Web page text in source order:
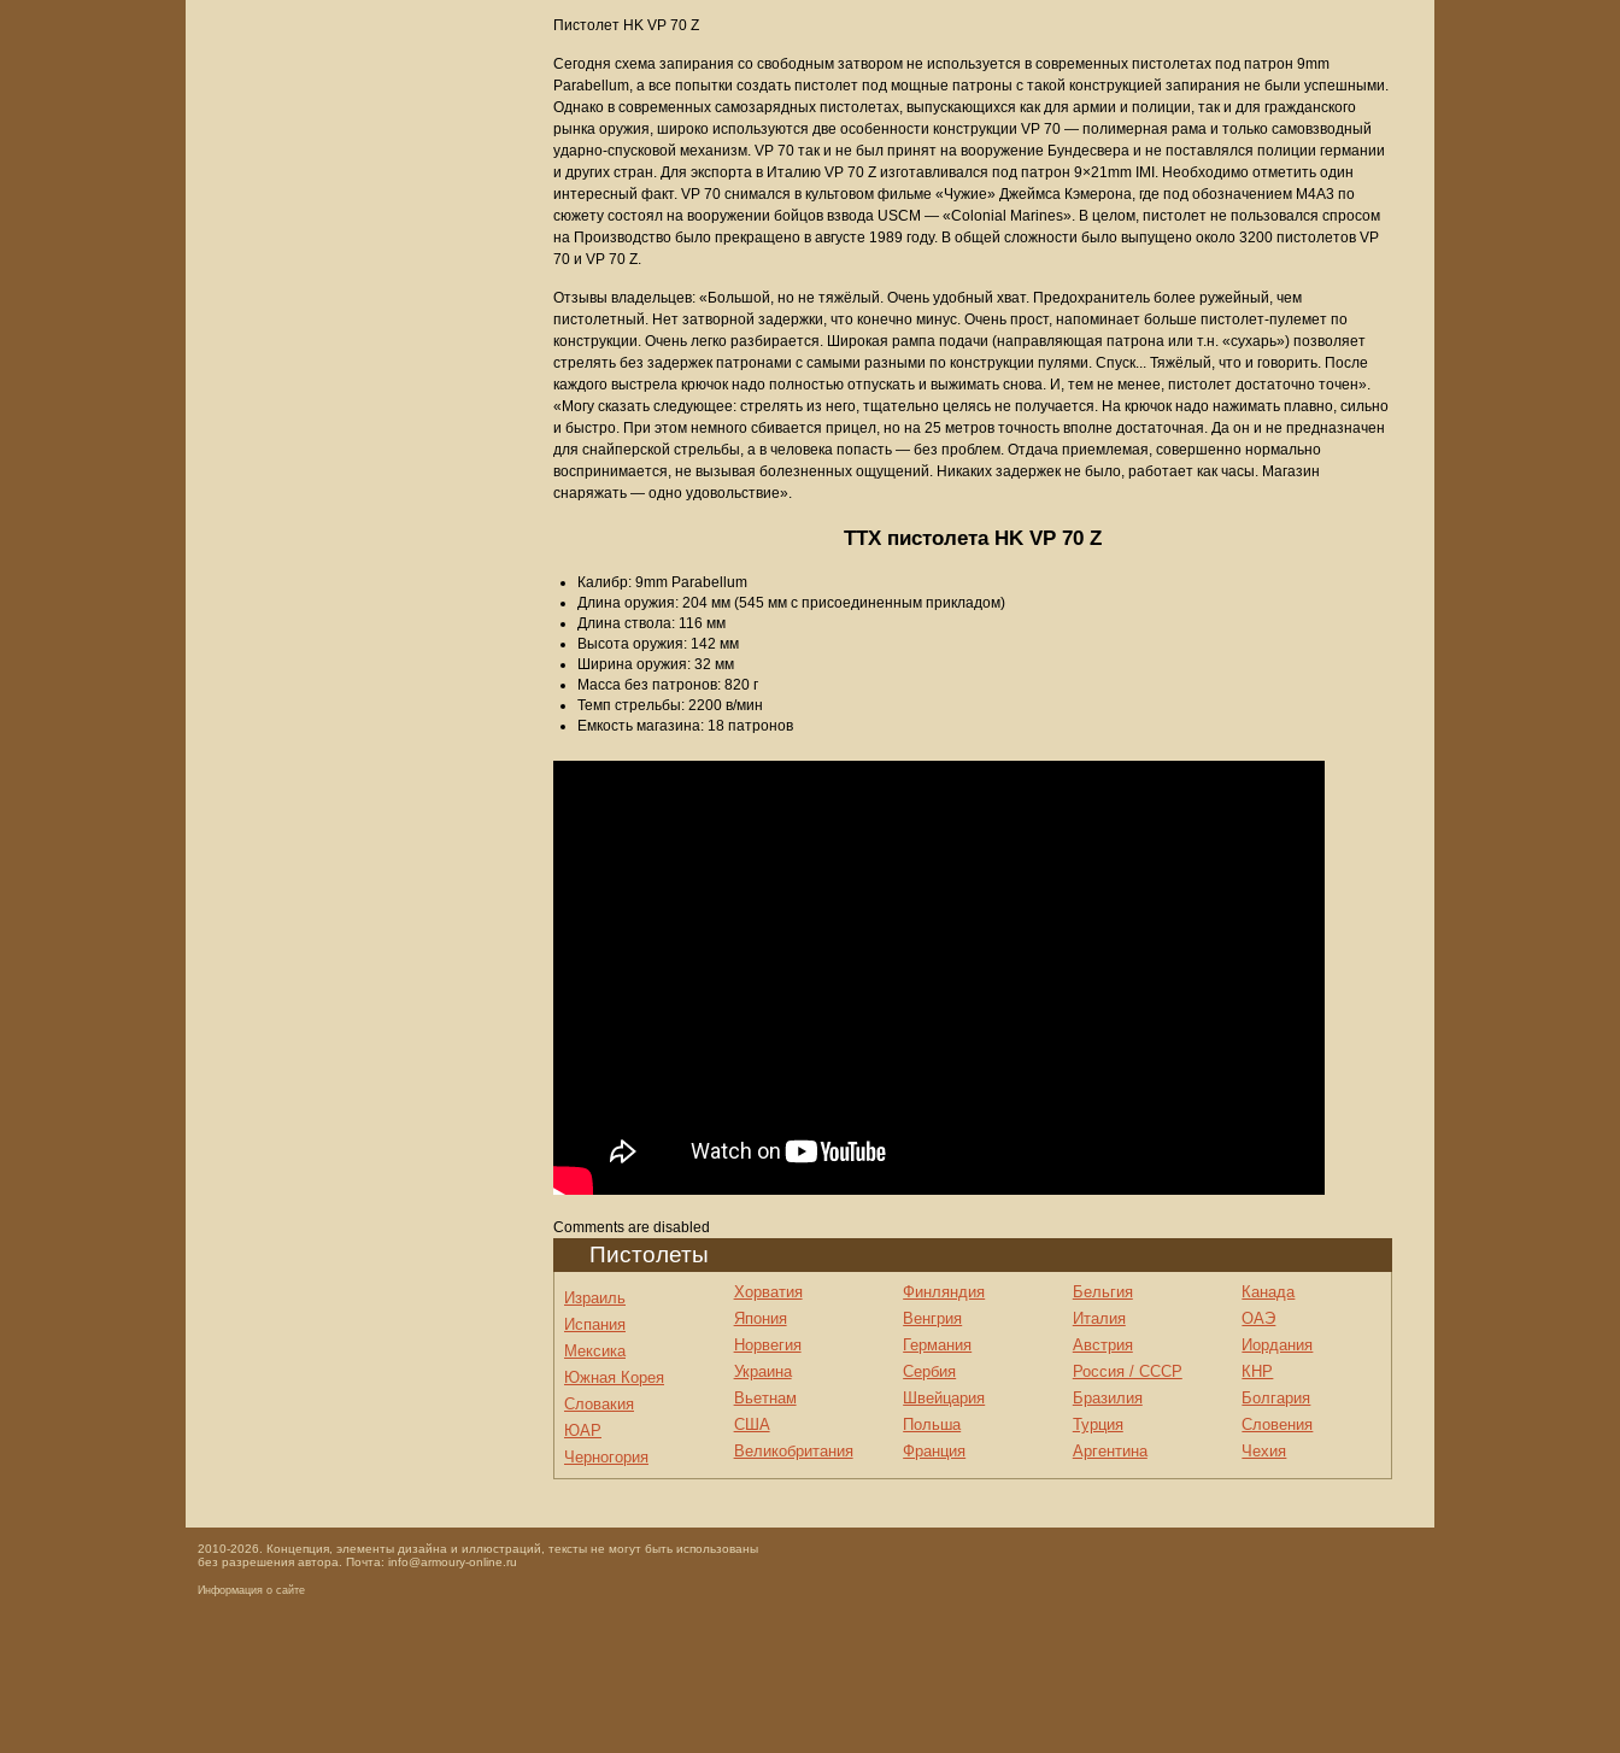
Пистолет HK VP 70 Z
Сегодня схема запирания со свободным затвором не используется в современных пистолетах под патрон 9mm
Parabellum, а все попытки создать пистолет под мощные патроны с такой конструкцией запирания не были успешными.
Однако в современных самозарядных пистолетах, выпускающихся как для армии и полиции, так и для гражданского
рынка оружия, широко используются две особенности конструкции VP 70 — полимерная рама и только самовзводный
ударно-спусковой механизм. VP 70 так и не был принят на вооружение Бундесвера и не поставлялся полиции германии
и других стран. Для экспорта в Италию VP 70 Z изготавливался под патрон 9×21mm IMI. Необходимо отметить один
интересный факт. VP 70 снимался в культовом фильме «Чужие» Джеймса Кэмерона, где под обозначением M4A3 по
сюжету состоял на вооружении бойцов взвода USCM — «Colonial Marines». В целом, пистолет не пользовался спросом
на Производство было прекращено в августе 1989 году. В общей сложности было выпущено около 3200 пистолетов VP
70 и VP 70 Z.
Отзывы владельцев: «Большой, но не тяжёлый. Очень удобный хват. Предохранитель более ружейный, чем
пистолетный. Нет затворной задержки, что конечно минус. Очень прост, напоминает больше пистолет-пулемет по
конструкции. Очень легко разбирается. Широкая рампа подачи (направляющая патрона или т.н. «сухарь») позволяет
стрелять без задержек патронами с самыми разными по конструкции пулями. Спуск... Тяжёлый, что и говорить. После
каждого выстрела крючок надо полностью отпускать и выжимать снова. И, тем не менее, пистолет достаточно точен».
«Могу сказать следующее: стрелять из него, тщательно целясь не получается. На крючок надо нажимать плавно, сильно
и быстро. При этом немного сбивается прицел, но на 25 метров точность вполне достаточная. Да он и не предназначен
для снайперской стрельбы, а в человека попасть — без проблем. Отдача приемлемая, совершенно нормально
воспринимается, не вызывая болезненных ощущений. Никаких задержек не было, работает как часы. Магазин
снаряжать — одно удовольствие».
ТТХ пистолета HK VP 70 Z
Калибр: 9mm Parabellum
Длина оружия: 204 мм (545 мм с присоединенным прикладом)
Длина ствола: 116 мм
Высота оружия: 142 мм
Ширина оружия: 32 мм
Масса без патронов: 820 г
Темп стрельбы: 2200 в/мин
Емкость магазина: 18 патронов
Comments are disabled
Пистолеты
Израиль
Испания
Мексика
Южная Корея
Словакия
ЮАР
Черногория
Хорватия
Япония
Норвегия
Украина
Вьетнам
США
Великобритания
Финляндия
Венгрия
Германия
Сербия
Швейцария
Польша
Франция
Бельгия
Италия
Австрия
Россия / СССР
Бразилия
Турция
Аргентина
Канада
ОАЭ
Иордания
КНР
Болгария
Словения
Чехия
2010-2026. Концепция, элементы дизайна и иллюстраций, тексты не могут быть использованы
без разрешения автора. Почта: info@armoury-online.ru
Информация о сайте